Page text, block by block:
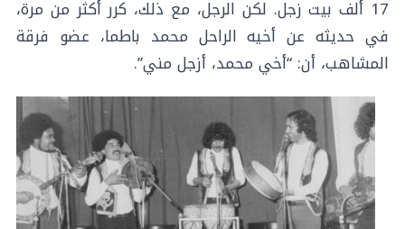
17 ألف بيت زجل. لكن الرجل، مع ذلك، كرر أكثر من مرة،
في حديثه عن أخيه الراحل محمد باطما، عضو فرقة
المشاهب، أن: “أخي محمد، أزجل مني”.